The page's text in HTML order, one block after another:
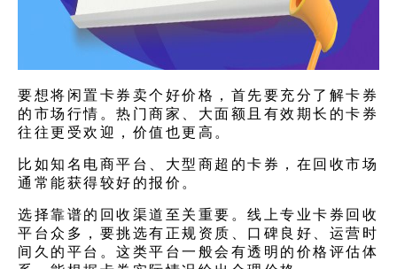
要想将闲置卡券卖个好价格，首先要充分了解卡券
的市场行情。热门商家、大面额且有效期长的卡券
往往更受欢迎，价值也更高。
比如知名电商平台、大型商超的卡券，在回收市场
通常能获得较好的报价。
选择靠谱的回收渠道至关重要。线上专业卡券回收
平台 众多，要挑选有正规资质、口碑良好、运营时
间久的平台。这类平台一般会有透明的价格评估体